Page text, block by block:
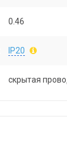
0.46
IP20
скрытая